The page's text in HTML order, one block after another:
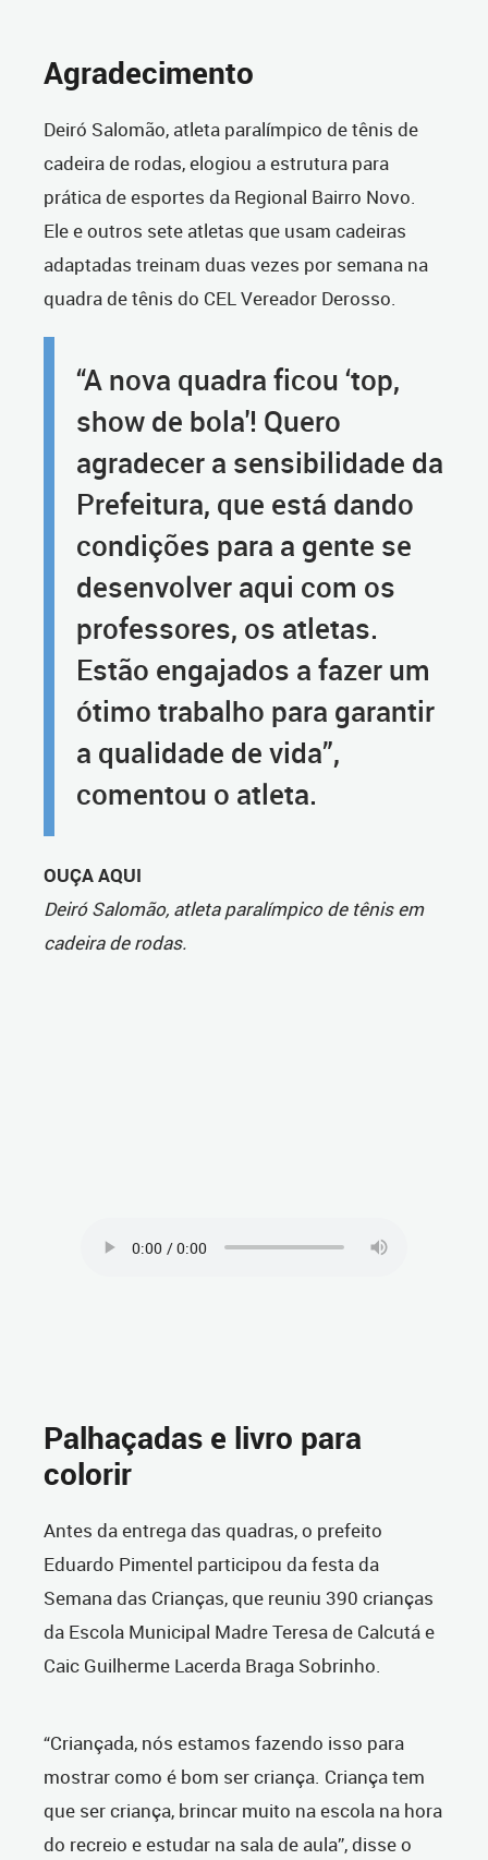
Agradecimento
Deiró Salomão, atleta paralímpico de tênis de
cadeira de rodas, elogiou a estrutura para
prática de esportes da Regional Bairro Novo.
Ele e outros sete atletas que usam cadeiras
adaptadas treinam duas vezes por semana na
quadra de tênis do CEL Vereador Derosso.
“A nova quadra ficou ‘top,
show de bola'! Quero
agradecer a sensibilidade da
Prefeitura, que está dando
condições para a gente se
desenvolver aqui com os
professores, os atletas.
Estão engajados a fazer um
ótimo trabalho para garantir
a qualidade de vida”,
comentou o atleta.
OUÇA AQUI
Deiró Salomão, atleta paralímpico de tênis em
cadeira de rodas.
Palhaçadas e livro para
colorir
Antes da entrega das quadras, o prefeito
Eduardo Pimentel participou da festa da
Semana das Crianças, que reuniu 390 crianças
da Escola Municipal Madre Teresa de Calcutá e
Caic Guilherme Lacerda Braga Sobrinho.
“Criançada, nós estamos fazendo isso para
mostrar como é bom ser criança. Criança tem
que ser criança, brincar muito na escola na hora
do recreio e estudar na sala de aula”, disse o